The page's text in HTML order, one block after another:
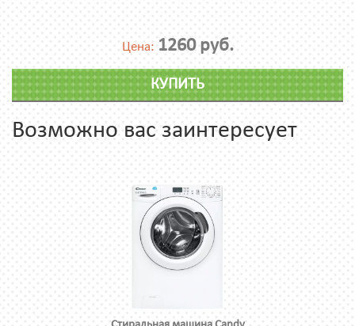
Цена: 1260 руб.
КУПИТЬ
Возможно вас заинтересует